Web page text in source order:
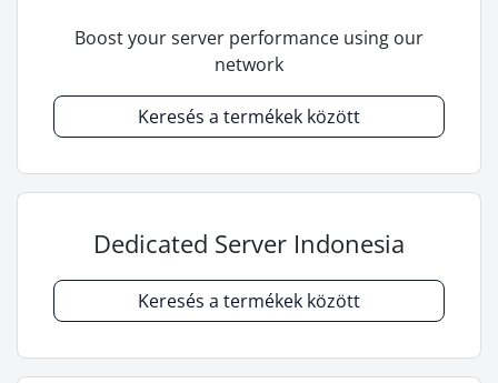
Boost your server performance using our
network
Keresés a termékek között
Dedicated Server Indonesia
Keresés a termékek között